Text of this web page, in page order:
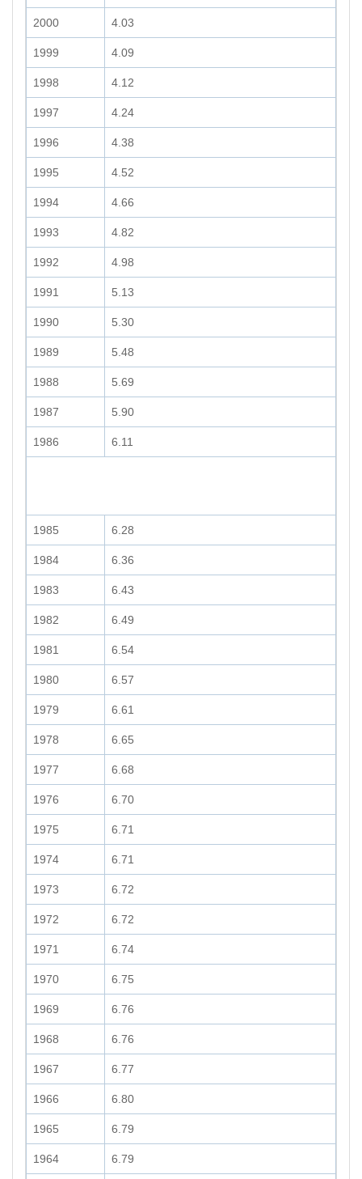
2000 4.03
1999 4.09
1998 4.12
1997 4.24
1996 4.38
1995 4.52
1994 4.66
1993 4.82
1992 4.98
1991 5.13
1990 5.30
1989 5.48
1988 5.69
1987 5.90
1986 6.11
1985 6.28
1984 6.36
1983 6.43
1982 6.49
1981 6.54
1980 6.57
1979 6.61
1978 6.65
1977 6.68
1976 6.70
1975 6.71
1974 6.71
1973 6.72
1972 6.72
1971 6.74
1970 6.75
1969 6.76
1968 6.76
1967 6.77
1966 6.80
1965 6.79
1964 6.79